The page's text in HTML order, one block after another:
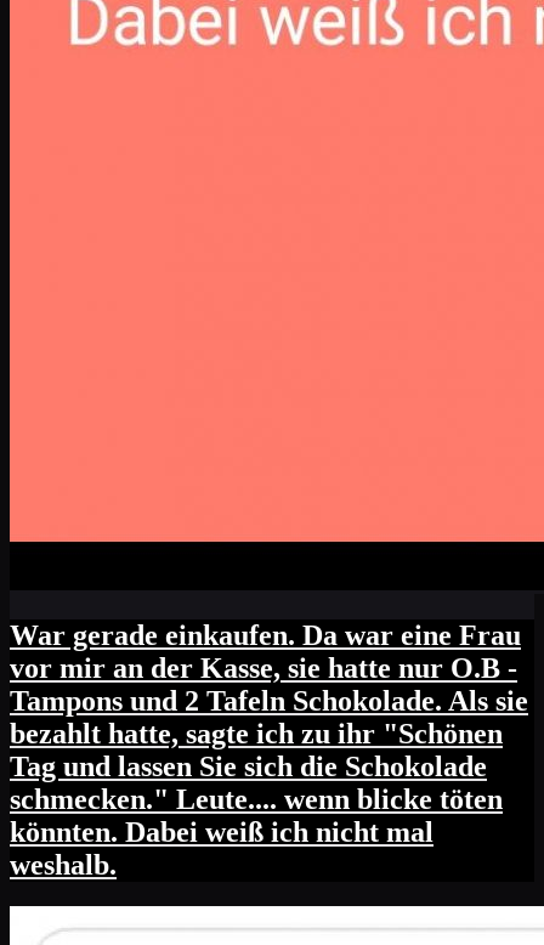
War gerade einkaufen. Da war eine Frau
vor mir an der Kasse, sie hatte nur O.B -
Tampons und 2 Tafeln Schokolade. Als sie
bezahlt hatte, sagte ich zu ihr "Schönen
Tag und lassen Sie sich die Schokolade
schmecken." Leute.... wenn blicke töten
könnten. Dabei weiß ich nicht mal
weshalb.